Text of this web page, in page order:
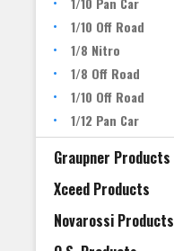
1/10 Off Road
1/8 Nitro
1/8 Off Road
1/10 Off Road
1/12 Pan Car
Graupner Products
Xceed Products
Novarossi Products